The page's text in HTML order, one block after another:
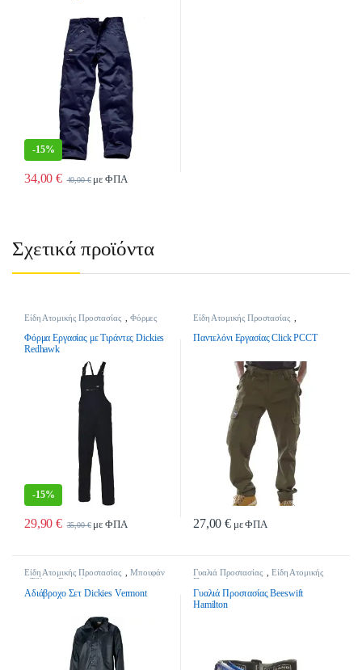
-15%
34,00€ 40,00€με ΦΠΑ
Σχετικά προϊόντα
Είδη Ατομικής Προστασίας
Φόρμες
Φόρμα Εργασίας με Τιράντες Dickies
Redhawk
-15%
29,90€ 35,00€με ΦΠΑ
Είδη Ατομικής Προστασίας
Παντελόνι Εργασίας Click PCCT
27,00€ με ΦΠΑ
Είδη Ατομικής Προστασίας
Μπουφάν
- Τζάκετ Εργασίας
Αδιάβροχο Σετ Dickies Vermont
Γυαλιά Προστασίας
Είδη Ατομικής
Προστασίας
Γυαλιά Προστασίας Beeswift
Hamilton